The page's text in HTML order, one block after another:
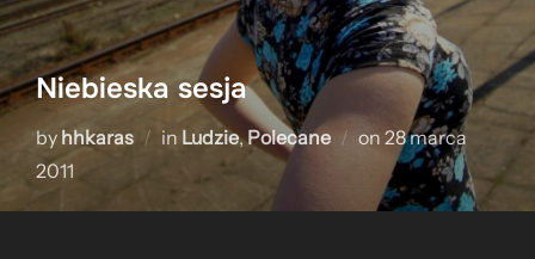
Niebieska sesja
by hhkaras in Ludzie,Polecane on Posted
on
28 marca
2011